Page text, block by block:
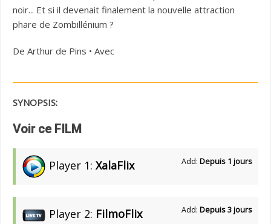
noir... Et si il devenait finalement la nouvelle attraction
phare de Zombillénium ?
De Arthur de Pins • Avec
SYNOPSIS:
Voir ce FILM
Player 1: XalaFlix Add: Depuis 1 jours
Player 2: FilmoFlix Add: Depuis 3 jours